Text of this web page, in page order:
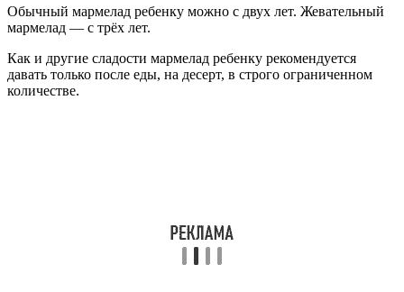
Обычный мармелад ребенку можно с двух лет. Жевательный
мармелад — с трёх лет.
Как и другие сладости мармелад ребенку рекомендуется
давать только после еды, на десерт, в строго ограниченном
количестве.